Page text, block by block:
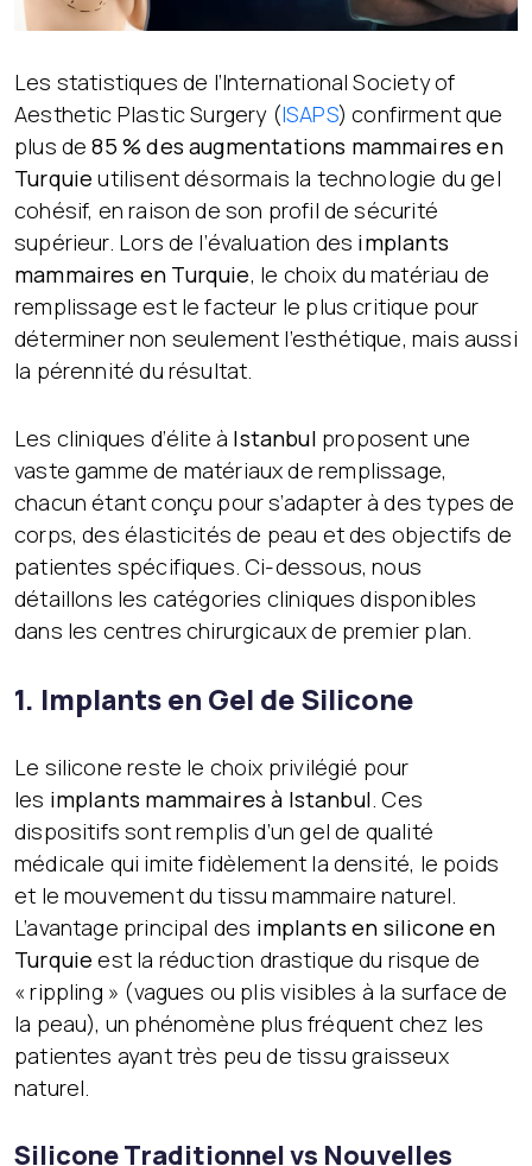
Les statistiques de l’International Society of
Aesthetic Plastic Surgery (ISAPS) confirment que
plus de85 % des augmentations mammaires en
Turquie utilisent désormais la technologie du gel
cohésif, en raison de son profil de sécurité
supérieur. Lors de l’évaluation des implants
mammaires en Turquie, le choix du matériau de
remplissage est le facteur le plus critique pour
déterminer non seulement l’esthétique, mais aussi
la pérennité du résultat.
Les cliniques d’élite à Istanbul proposent une
vaste gamme de matériaux de remplissage,
chacun étant conçu pour s’adapter à des types de
corps, des élasticités de peau et des objectifs de
patientes spécifiques. Ci-dessous, nous
détaillons les catégories cliniques disponibles
dans les centres chirurgicaux de premier plan.
1. Implants en Gel de Silicone
Le silicone reste le choix privilégié pour
les implants mammaires à Istanbul . Ces
dispositifs sont remplis d’un gel de qualité
médicale qui imite fidèlement la densité, le poids
et le mouvement du tissu mammaire naturel.
L’avantage principal des implants en silicone en
Turquie est la réduction drastique du risque de
« rippling » (vagues ou plis visibles à la surface de
la peau), un phénomène plus fréquent chez les
patientes ayant très peu de tissu graisseux
naturel.
Silicone Traditionnel vs Nouvelles